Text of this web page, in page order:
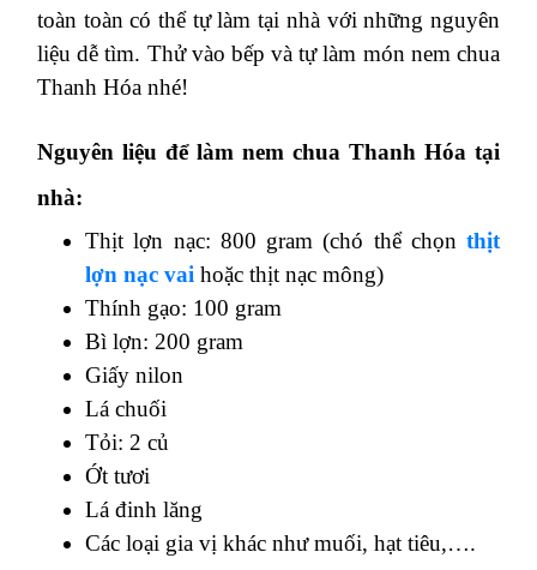
toàn toàn có thể tự làm tại nhà với những nguyên
liệu dễ tìm. Thử vào bếp và tự làm món nem chua
Thanh Hóa nhé!
Nguyên liệu để làm nem chua Thanh Hóa tại
nhà:
Thịt lợn nạc: 800 gram (chó thể chọn thịt
lợn nạc vai hoặc thịt nạc mông)
Thính gạo: 100 gram
Bì lợn: 200 gram
Giấy nilon
Lá chuối
Tỏi: 2 củ
Ớt tươi
Lá đinh lăng
Các loại gia vị khác như muối, hạt tiêu,….